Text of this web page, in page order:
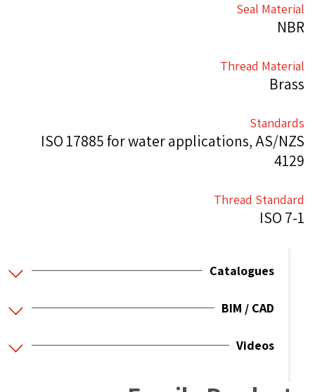
Seal Material
NBR
Thread Material
Brass
Standards
ISO 17885 for water applications, AS/NZS
4129
Thread Standard
ISO 7-1
Catalogues
BIM / CAD
Videos